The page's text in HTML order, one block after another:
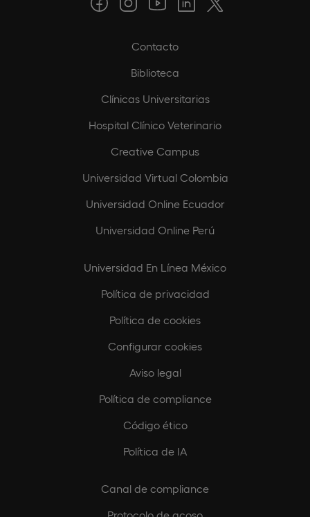
Contacto
Biblioteca
Clínicas Universitarias
Hospital Clínico Veterinario
Creative Campus
Universidad Virtual Colombia
Universidad Online Ecuador
Universidad Online Perú
Universidad En Línea México
Política de privacidad
Política de cookies
Configurar cookies
Aviso legal
Política de compliance
Código ético
Política de IA
Canal de compliance
Protocolo de acoso